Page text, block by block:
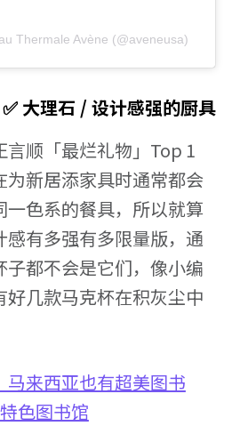
Thermale Avène (@aveneusa)
大理石 / 设计感强的厨具
言顺「最烂礼物」Top 1
为新居添家具时通常都会
一色系的餐具，所以就算
有多强有多限量版，通
子都不会是它们，像小编
几款马克杯在积灰尘中
来西亚也有超美图书
色图书馆